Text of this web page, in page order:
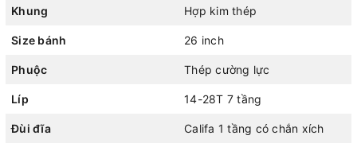
trình di chuyển. Với khung thép, xe mang lại cảm giác
Khung Hợp kim thép
Size bánh 26 inch
Phuộc Thép cường lực
Líp 14-28T 7 tầng
Đùi đĩa Califa 1 tầng có chắn xích